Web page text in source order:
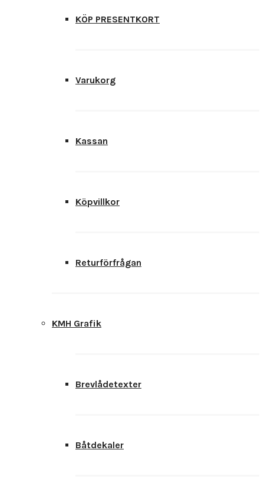
KÖP PRESENTKORT
Varukorg
Kassan
Köpvillkor
Returförfrågan
KMH Grafik
Brevlådetexter
Båtdekaler